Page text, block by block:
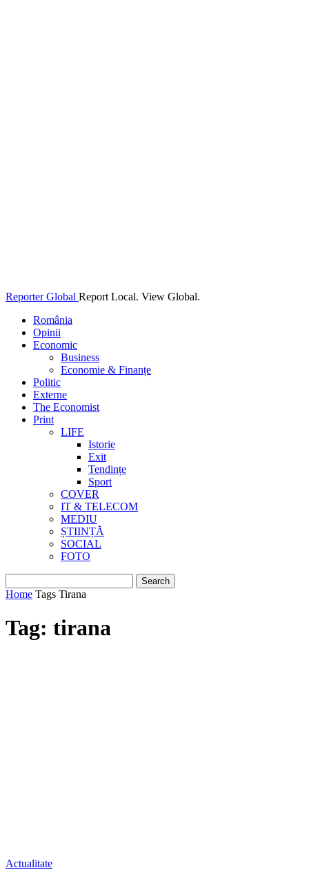
Reporter Global Report Local. View Global.
România
Opinii
Economic
Business
Economie & Finanțe
Politic
Externe
The Economist
Print
LIFE
Istorie
Exit
Tendințe
Sport
COVER
IT & TELECOM
MEDIU
ȘTIINȚĂ
SOCIAL
FOTO
Home Tags Tirana
Tag: tirana
Actualitate